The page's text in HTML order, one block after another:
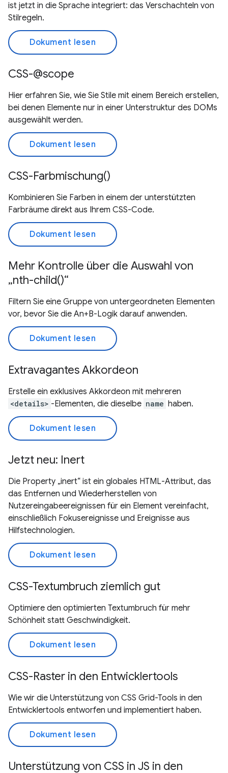
ist jetzt in die Sprache integriert: das Verschachteln von
Stilregeln.
Dokument lesen
CSS-@scope
Hier erfahren Sie, wie Sie Stile mit einem Bereich erstellen,
bei denen Elemente nur in einer Unterstruktur des DOMs
ausgewählt werden.
Dokument lesen
CSS-Farbmischung()
Kombinieren Sie Farben in einem der unterstützten
Farbräume direkt aus Ihrem CSS-Code.
Dokument lesen
Mehr Kontrolle über die Auswahl von
„nth-child()“
Filtern Sie eine Gruppe von untergeordneten Elementen
vor, bevor Sie die An+B-Logik darauf anwenden.
Dokument lesen
Extravagantes Akkordeon
Erstelle ein exklusives Akkordeon mit mehreren
<details> -Elementen, die dieselbe name haben.
Dokument lesen
Jetzt neu: Inert
Die Property „inert“ ist ein globales HTML-Attribut, das
das Entfernen und Wiederherstellen von
Nutzereingabeereignissen für ein Element vereinfacht,
einschließlich Fokusereignisse und Ereignisse aus
Hilfstechnologien.
Dokument lesen
CSS-Textumbruch ziemlich gut
Optimiere den optimierten Textumbruch für mehr
Schönheit statt Geschwindigkeit.
Dokument lesen
CSS-Raster in den Entwicklertools
Wie wir die Unterstützung von CSS Grid-Tools in den
Entwicklertools entworfen und implementiert haben.
Dokument lesen
Unterstützung von CSS in JS in den